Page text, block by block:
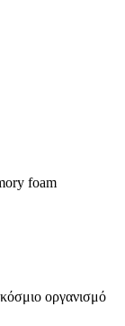
foam
οργανισμό